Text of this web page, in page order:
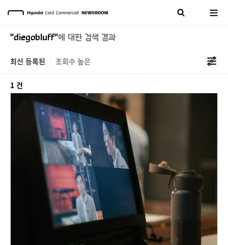
"diegobluff"에 대한 검색 결과
최신 등록된 조회수 높은
1 건